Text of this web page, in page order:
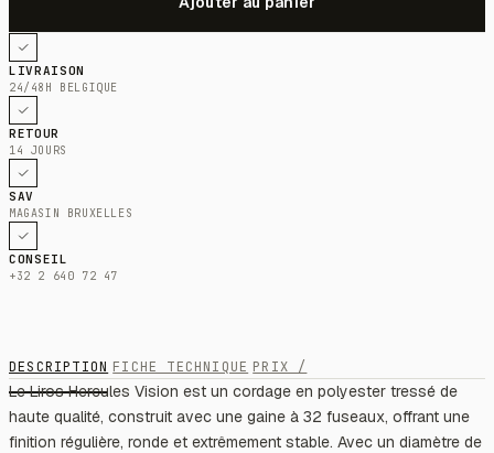
LIVRAISON
24/48H BELGIQUE
RETOUR
14 JOURS
SAV
MAGASIN BRUXELLES
CONSEIL
+32 2 640 72 47
DESCRIPTION FICHE TECHNIQUE PRIX /
Le Liros Hercules Vision est un cordage en polyester tressé de
haute qualité, construit avec une gaine à 32 fuseaux, offrant une
finition régulière, ronde et extrêmement stable. Avec un diamètre de